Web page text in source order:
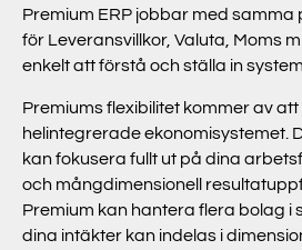
Premium ERP jobbar med samma
för Leveransvillkor, Valuta, Moms
enkelt att förstå och ställa in
Premiums flexibilitet kommer av
helintegrerade ekonomisystemet.
kan fokusera fullt ut på dina
och mångdimensionell
Premium kan hantera flera bolag i
dina intäkter kan indelas i